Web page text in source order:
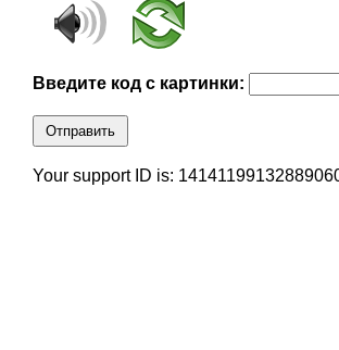
Введите код с картинки:
Отправить
Your support ID is: